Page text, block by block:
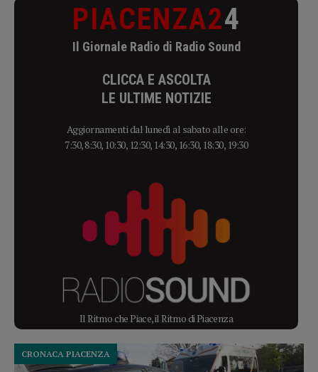
PIACENZA24
Il Giornale Radio di Radio Sound
CLICCA E ASCOLTA
LE ULTIME NOTIZIE
Aggiornamenti dal lunedì al sabato alle ore:
7:30, 8:30, 10:30, 12:30, 14:30, 16:30, 18:30, 19:30
Il Ritmo che Piace, il Ritmo di Piacenza
CRONACA PIACENZA